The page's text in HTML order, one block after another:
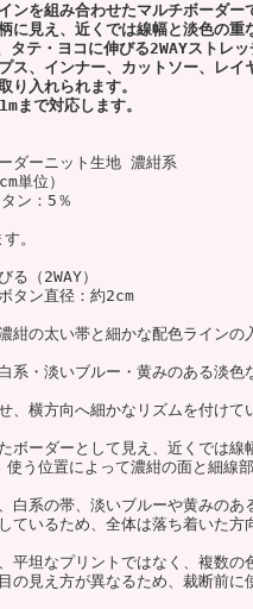
ンを組み合わせたマルチボーダー
に見え、近くでは線幅と淡色の重
テ・ヨコに伸びる2WAYストレッ
ス、インナー、カットソー、レイ
り入れられます。
まで対応します。
ダーニット生地 濃紺系
単位）
ン：5％
。
る（2WAY）
タン直径：約2cm
紺の太い帯と細かな配色ラインの
系・淡いブルー・黄みのある淡
、横方向へ細かなリズムを付けて
ボーダーとして見え、近くでは線
う位置によって濃紺の面と細線
白系の帯、淡いブルーや黄みのあ
ているため、全体は落ち着いた方
平坦なプリントではなく、複数の
の見え方が異なるため、裁断前に